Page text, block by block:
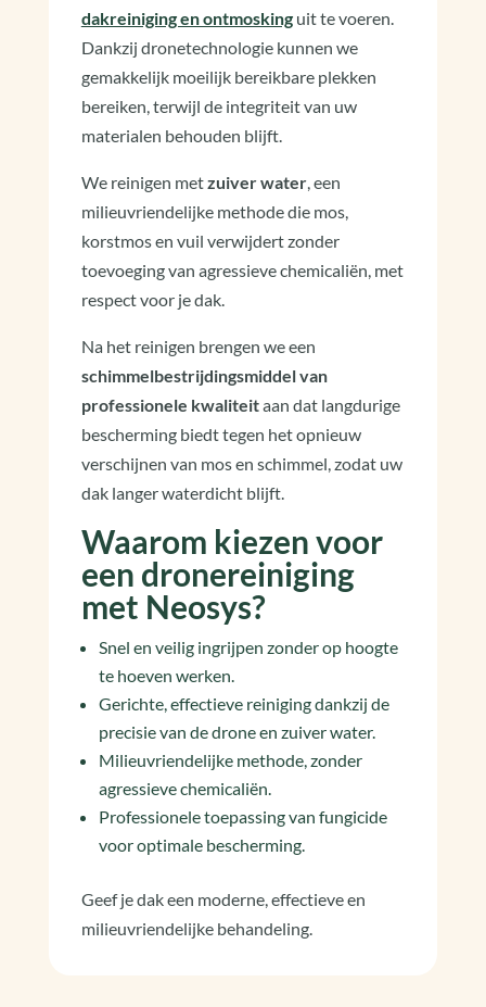
dakreiniging en ontmoskinguit te voeren.
Dankzij dronetechnologie kunnen we
gemakkelijk moeilijk bereikbare plekken
bereiken, terwijl de integriteit van uw
materialen behouden blijft.
We reinigen metzuiver water, een
milieuvriendelijke methode die mos,
korstmos en vuil verwijdert zonder
toevoeging van agressieve chemicaliën, met
respect voor je dak.
Na het reinigen brengen we een
schimmelbestrijdingsmiddel van
professionele kwaliteitaan dat langdurige
bescherming biedt tegen het opnieuw
verschijnen van mos en schimmel, zodat uw
dak langer waterdicht blijft.
Waarom kiezen voor
een dronereiniging
met Neosys?
Snel en veilig ingrijpen zonder op hoogte
te hoeven werken.
Gerichte, effectieve reiniging dankzij de
precisie van de drone en zuiver water.
Milieuvriendelijke methode, zonder
agressieve chemicaliën.
Professionele toepassing van fungicide
voor optimale bescherming.
Geef je dak een moderne, effectieve en
milieuvriendelijke behandeling.